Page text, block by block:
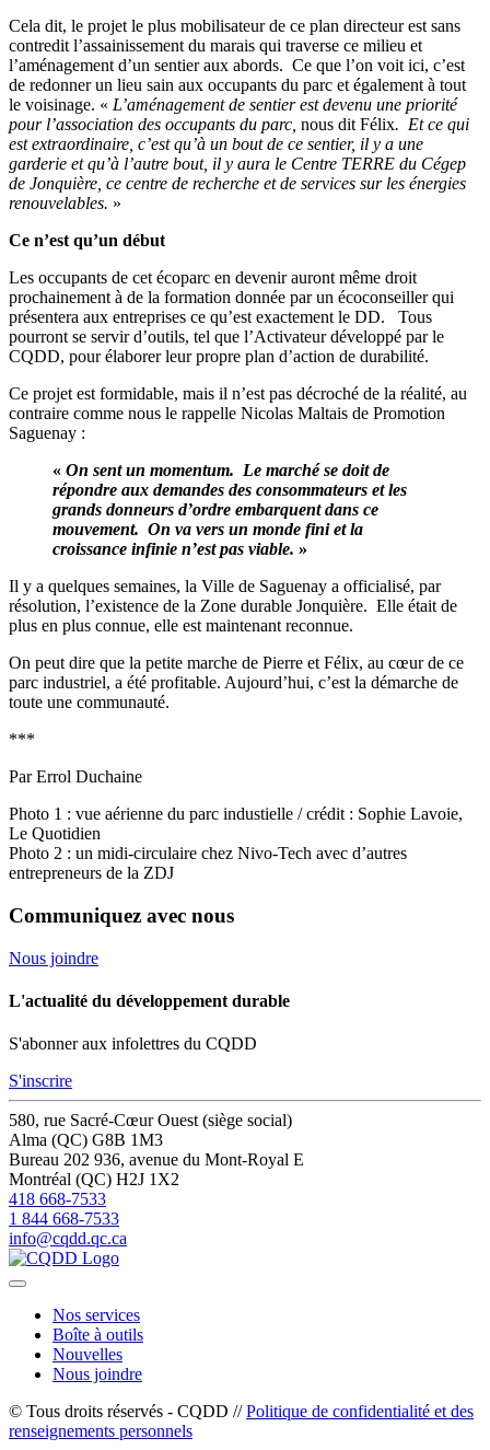
Cela dit, le projet le plus mobilisateur de ce plan directeur est sans
contredit l’assainissement du marais qui traverse ce milieu et
l’aménagement d’un sentier aux abords. Ce que l’on voit ici, c’est
de redonner un lieu sain aux occupants du parc et également à tout
le voisinage. « L’aménagement de sentier est devenu une priorité
pour l’association des occupants du parc, nous dit Félix. Et ce qui
est extraordinaire, c’est qu’à un bout de ce sentier, il y a une
garderie et qu’à l’autre bout, il y aura le Centre TERRE du Cégep
de Jonquière, ce centre de recherche et de services sur les énergies
renouvelables. »
Ce n’est qu’un début
Les occupants de cet écoparc en devenir auront même droit
prochainement à de la formation donnée par un écoconseiller qui
présentera aux entreprises ce qu’est exactement le DD. Tous
pourront se servir d’outils, tel que l’Activateur développé par le
CQDD, pour élaborer leur propre plan d’action de durabilité.
Ce projet est formidable, mais il n’est pas décroché de la réalité, au
contraire comme nous le rappelle Nicolas Maltais de Promotion
Saguenay :
« On sent un momentum. Le marché se doit de
répondre aux demandes des consommateurs et les
grands donneurs d’ordre embarquent dans ce
mouvement. On va vers un monde fini et la
croissance infinie n’est pas viable. »
Il y a quelques semaines, la Ville de Saguenay a officialisé, par
résolution, l’existence de la Zone durable Jonquière. Elle était de
plus en plus connue, elle est maintenant reconnue.
On peut dire que la petite marche de Pierre et Félix, au cœur de ce
parc industriel, a été profitable. Aujourd’hui, c’est la démarche de
toute une communauté.
***
Par Errol Duchaine
Photo 1 : vue aérienne du parc industielle / crédit : Sophie Lavoie,
Le Quotidien
Photo 2 : un midi-circulaire chez Nivo-Tech avec d’autres
entrepreneurs de la ZDJ
Communiquez avec nous
Nous joindre
L'actualité du développement durable
S'abonner aux infolettres du CQDD
S'inscrire
580, rue Sacré-Cœur Ouest (siège social)
Alma (QC) G8B 1M3
Bureau 202 936, avenue du Mont-Royal E
Montréal (QC) H2J 1X2
418 668-7533
1 844 668-7533
info@cqdd.qc.ca
Nos services
Boîte à outils
Nouvelles
Nous joindre
© Tous droits réservés - CQDD //Politique de confidentialité et des
renseignements personnels